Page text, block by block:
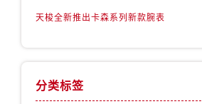
天梭全新推出卡森系列新款腕表
分类标签